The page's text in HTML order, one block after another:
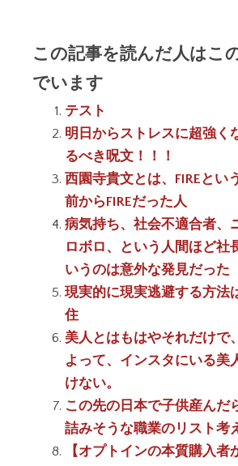
この記事を読んだ人はこ
でいます
テスト
明日からストレスに超強く
るべき呪文！！！
西園寺貴文とは、FIREとい
前からFIREだった人
病気持ち、社会不適合者、
ロボロ、という人間ほど社
いうのは意外な発見だった
現実的に現実逃避する方法
住
美人とはもはやそれだけで
よって、インスタにいる美
けない。
この先の日本で子供産んだ
詰みそうな職業のリスト考
【オプトインの本質購入者